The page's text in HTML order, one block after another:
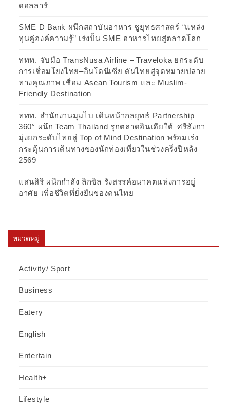
ดอลลาร์
SME D Bank ผนึกสถาบันอาหาร ชูยุทธศาสตร์ “แหล่ง
ทุนคู่องค์ความรู้” เร่งปั้น SME อาหารไทยสู่ตลาดโลก
ททท. จับมือ TransNusa Airline – Traveloka ยกระดับ
การเชื่อมโยงไทย–อินโดนีเซีย ดันไทยสู่จุดหมายปลาย
ทางคุณภาพ เชื่อม Asean Tourism และ Muslim-
Friendly Destination
ททท. สำนักงานมุมไบ เดินหน้ากลยุทธ์ Partnership
360° ผนึก Team Thailand รุกตลาดอินเดียใต้–ศรีลังกา
มุ่งยกระดับไทยสู่ Top of Mind Destination พร้อมเร่ง
กระตุ้นการเดินทางของนักท่องเที่ยวในช่วงครึ่งปีหลัง
2569
แสนสิริ ผนึกกำลัง ลิกซิล รังสรรค์อนาคตแห่งการอยู่
อาศัย เพื่อชีวิตที่ยั่งยืนของคนไทย
หมวดหมู่
Activity/ Sport
Business
Eatery
English
Entertain
Health+
Lifestyle